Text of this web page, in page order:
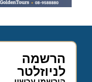
הרשמה
לניוזלטר